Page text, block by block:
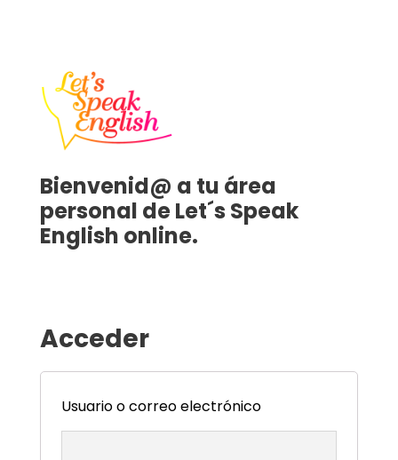
Bienvenid@ a tu área
personal de Let´s Speak
English online.
Acceder
Usuario o correo electrónico